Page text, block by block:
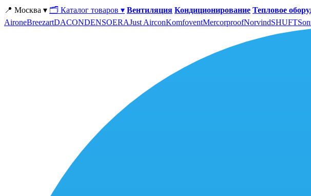
📍 Москва ▾ 🗂 Каталог товаров ▾ Вентиляция Кондиционирование Тепловое
AironeBreezartDACONDENSOERAJust AirconKomfoventMercorproofNorvindSHUFT